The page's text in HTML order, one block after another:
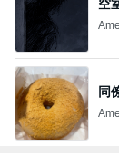
空
同